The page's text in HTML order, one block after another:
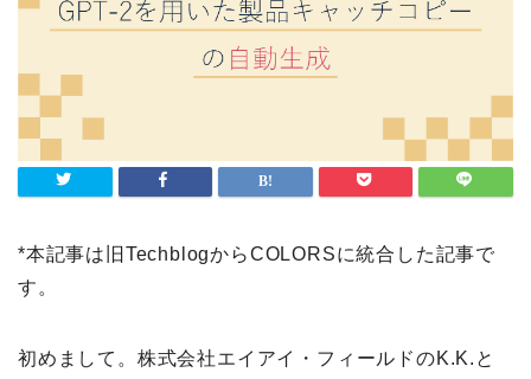
*本記事は旧TechblogからCOLORSに統合した記事で
す。
初めまして。株式会社エイアイ・フィールドのK.K.と